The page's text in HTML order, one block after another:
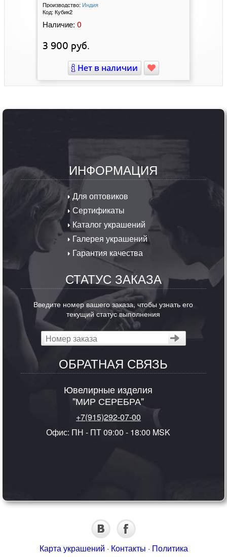
Производство: Индия
Код: Кубик2
Наличие: 0
3 900 руб.
Нет в наличии
ИНФОРМАЦИЯ
Для оптовиков
Сертификаты
Каталог украшений
Галерея украшений
Гарантия качества
СТАТУС ЗАКАЗА
Введите номер вашего заказа, чтобы узнать его
текущий статус выполнения
ОБРАТНАЯ СВЯЗЬ
Ювелирные изделия
"МИР СЕРЕБРА"
+7(915)292-07-00
Офис: ПН - ПТ 09:00 - 18:00 MSK
Карта украшений · Контакты · Политика